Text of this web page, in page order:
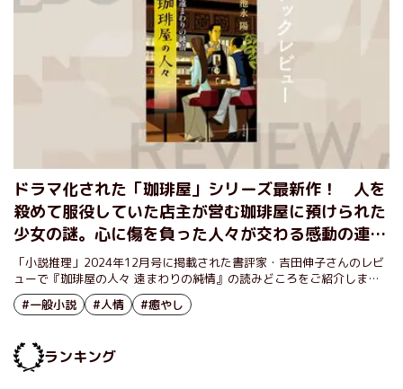
ドラマ化された「珈琲屋」シリーズ最新作！ 人を
殺めて服役していた店主が営む珈琲屋に預けられた
少女の謎。心に傷を負った人々が交わる感動の連作
短編集 『珈琲屋の人々 遠まわりの純情』池永陽
「小説推理」2024年12月号に掲載された書評家・吉田伸子さんのレビ
ューで『珈琲屋の人々 遠まわりの純情』の読みどころをご紹介しま
す。
#一般小説 #人情 #癒やし
ランキング